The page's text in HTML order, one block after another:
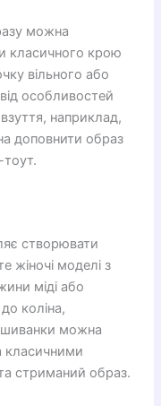
можна
класичного крою
вільного або
особливостей
наприклад,
доповнити образ
створювати
жіночі моделі з
міді або
коліна,
можна
стриманий образ.